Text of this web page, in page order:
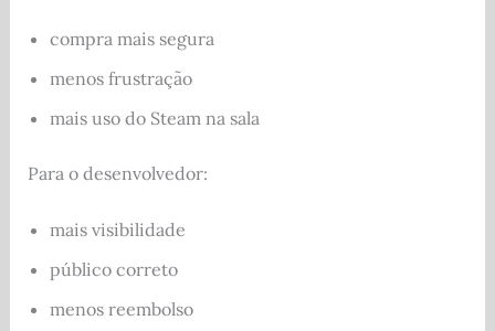
compra mais segura
menos frustração
mais uso do Steam na sala
Para o desenvolvedor:
mais visibilidade
público correto
menos reembolso